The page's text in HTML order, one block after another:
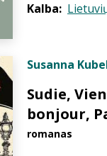
Kalba:
Susanna
Sudie,
bonjour,
romanas